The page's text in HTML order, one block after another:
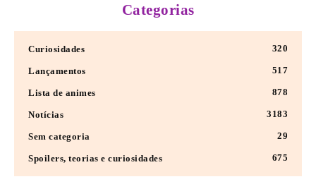
Categorias
Curiosidades 320
Lançamentos 517
Lista de animes 878
Notícias 3183
Sem categoria 29
Spoilers, teorias e curiosidades 675